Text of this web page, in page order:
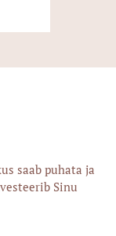
saab puhata ja
Sinu